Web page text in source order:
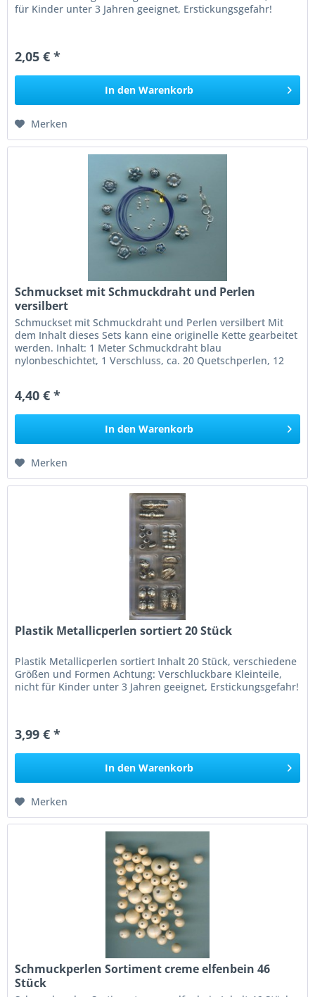
für Kinder unter 3 Jahren geeignet, Erstickungsgefahr!
2,05 € *
In den Warenkorb
Merken
Schmuckset mit Schmuckdraht und Perlen
versilbert
Schmuckset mit Schmuckdraht und Perlen versilbert Mit
dem Inhalt dieses Sets kann eine originelle Kette gearbeitet
werden. Inhalt: 1 Meter Schmuckdraht blau
nylonbeschichtet, 1 Verschluss, ca. 20 Quetschperlen, 12
4,40 € *
In den Warenkorb
Merken
Plastik Metallicperlen sortiert 20 Stück
Plastik Metallicperlen sortiert Inhalt 20 Stück, verschiedene
Größen und Formen Achtung: Verschluckbare Kleinteile,
nicht für Kinder unter 3 Jahren geeignet, Erstickungsgefahr!
3,99 € *
In den Warenkorb
Merken
Schmuckperlen Sortiment creme elfenbein 46
Stück